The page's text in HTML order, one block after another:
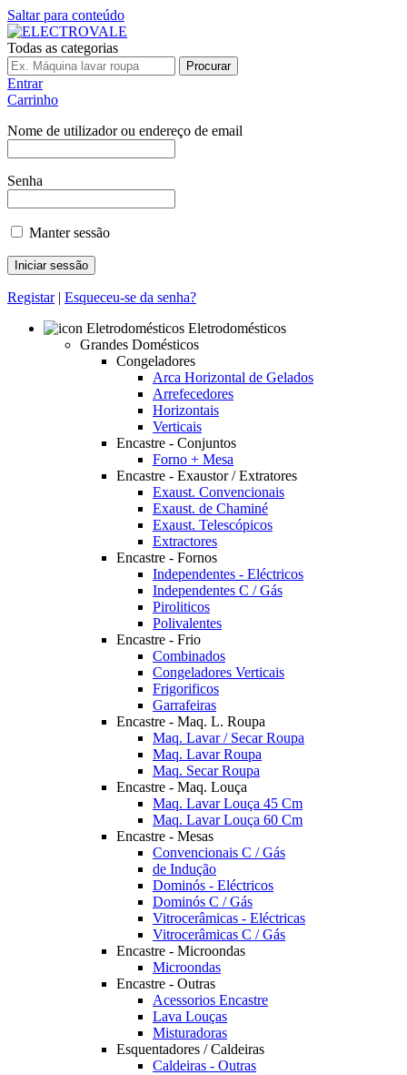
Saltar para conteúdo
Todas as categorias
Procurar
Entrar
Carrinho
Nome de utilizador ou endereço de email
Senha
Manter sessão
Registar| Esqueceu-se da senha?
Eletrodomésticos
Grandes Domésticos
Congeladores
Arca Horizontal de Gelados
Arrefecedores
Horizontais
Verticais
Encastre - Conjuntos
Forno + Mesa
Encastre - Exaustor / Extratores
Exaust. Convencionais
Exaust. de Chaminé
Exaust. Telescópicos
Extractores
Encastre - Fornos
Independentes - Eléctricos
Independentes C / Gás
Piroliticos
Polivalentes
Encastre - Frio
Combinados
Congeladores Verticais
Frigorificos
Garrafeiras
Encastre - Maq. L. Roupa
Maq. Lavar / Secar Roupa
Maq. Lavar Roupa
Maq. Secar Roupa
Encastre - Maq. Louça
Maq. Lavar Louça 45 Cm
Maq. Lavar Louça 60 Cm
Encastre - Mesas
Convencionais C / Gás
de Indução
Dominós - Eléctricos
Dominós C / Gás
Vitrocerâmicas - Eléctricas
Vitrocerâmicas C / Gás
Encastre - Microondas
Microondas
Encastre - Outras
Acessorios Encastre
Lava Louças
Misturadoras
Esquentadores / Caldeiras
Caldeiras - Outras